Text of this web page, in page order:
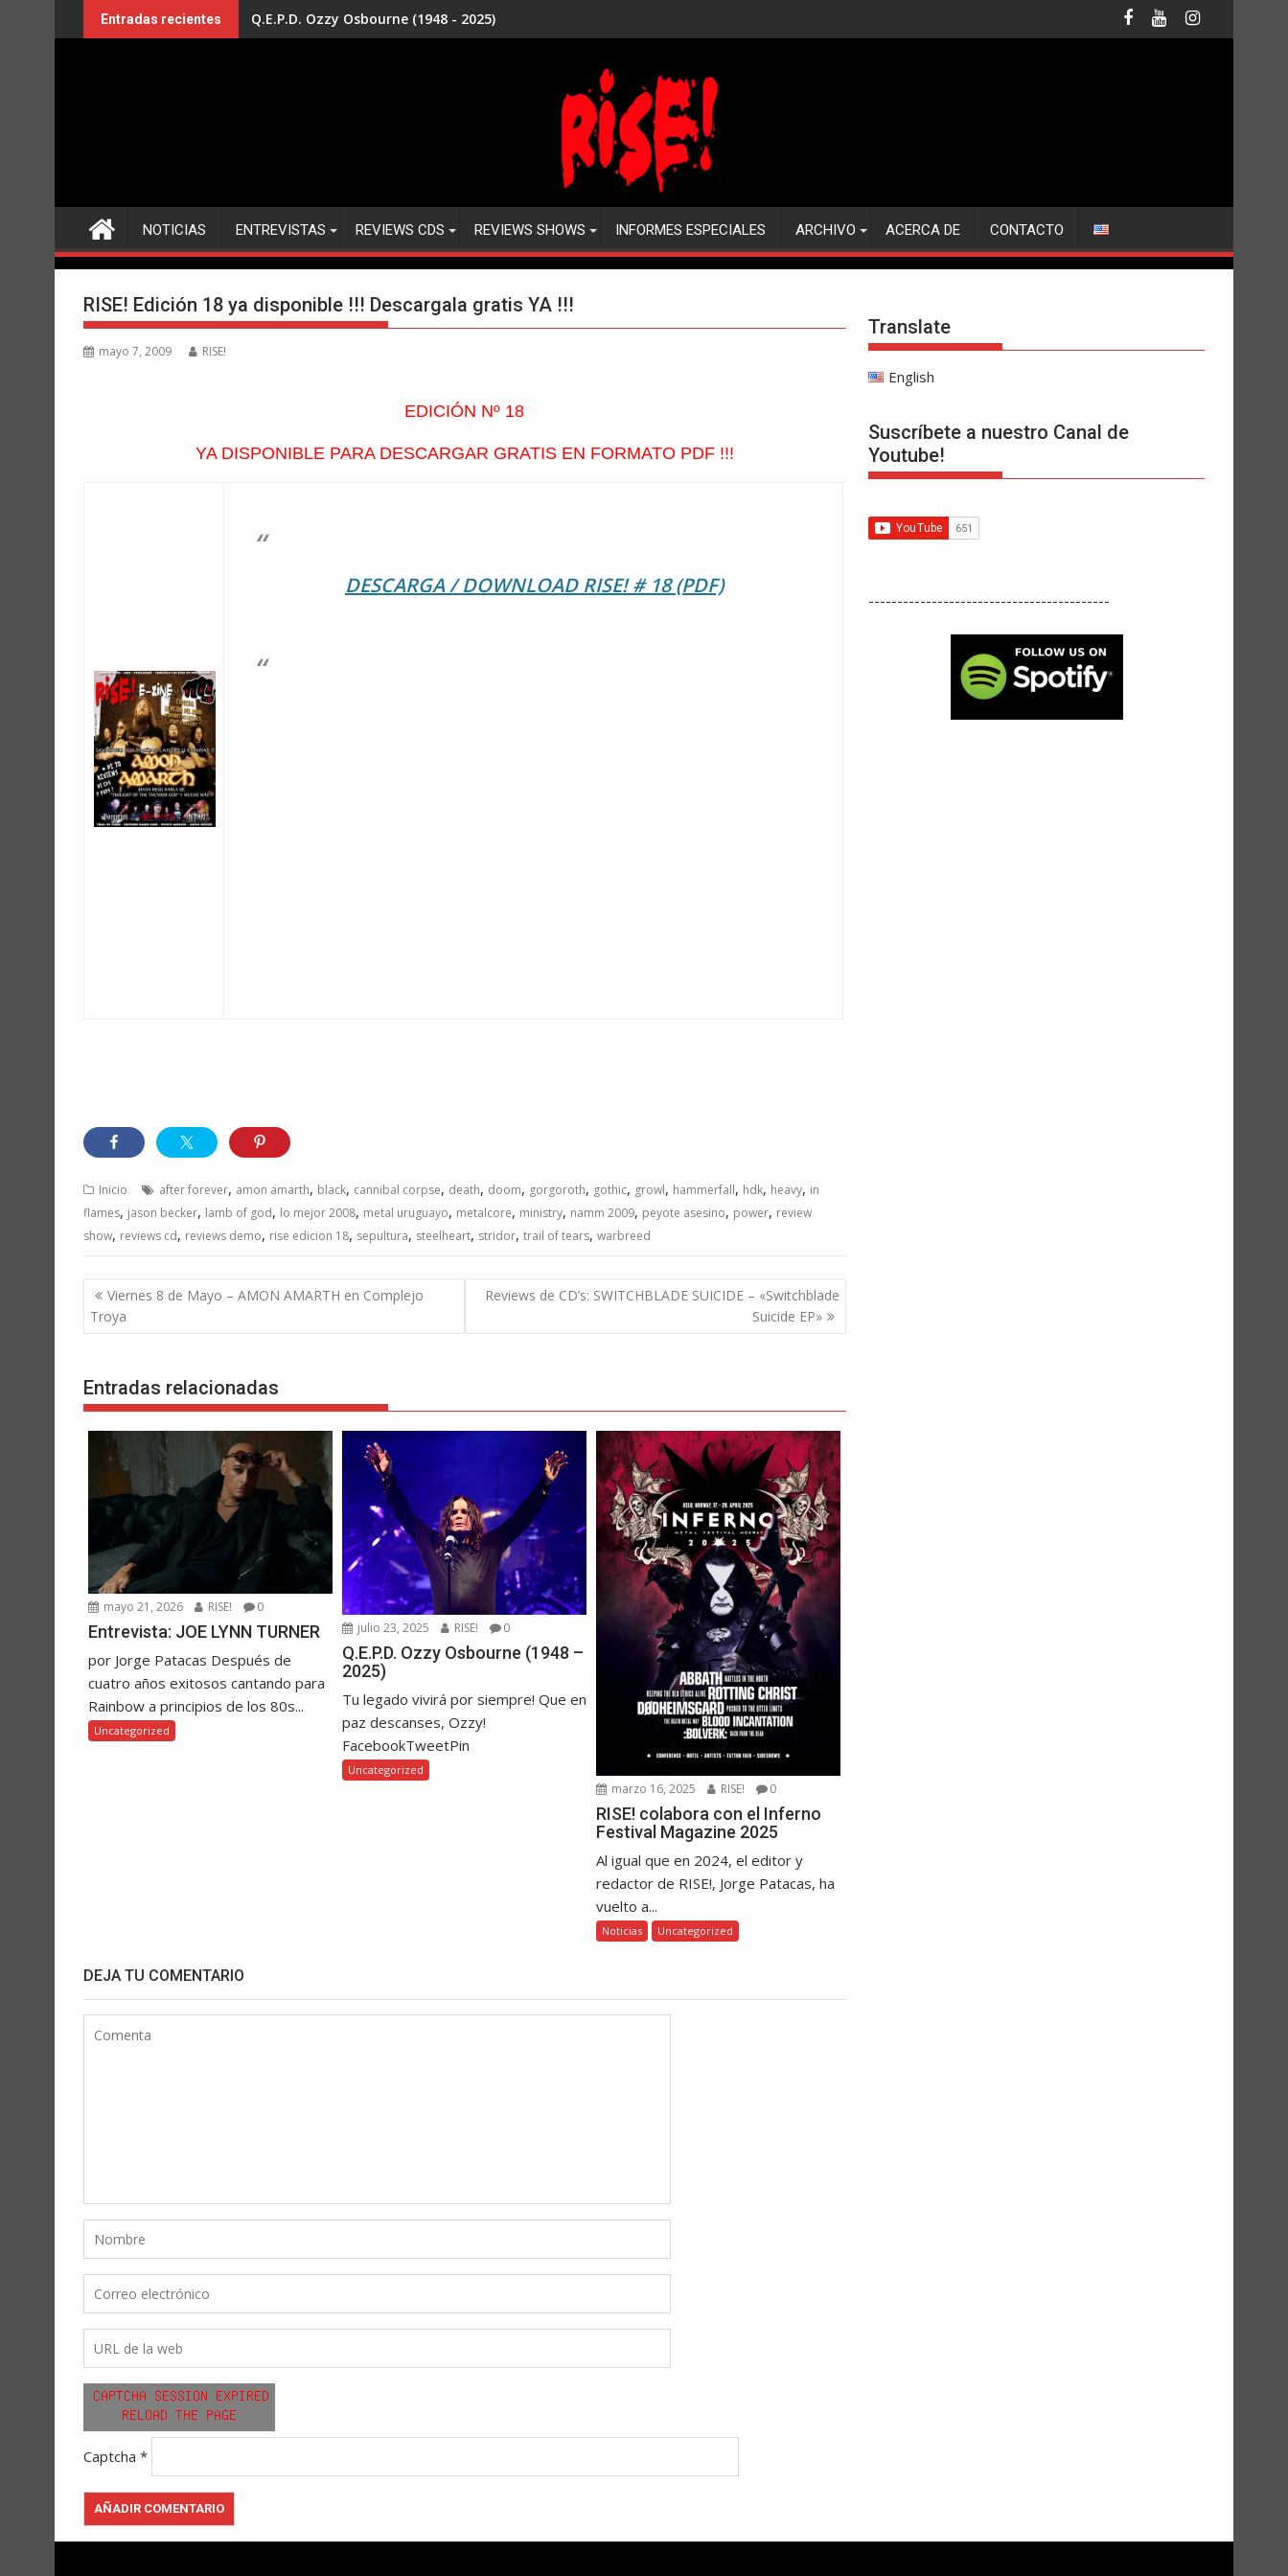
al
Entradas recientes Q.E.P.D. Ozzy Osbourne (1948 - 2025)
NOTICIAS ENTREVISTAS REVIEWS CDS REVIEWS SHOWS INFORMES ESPECIALES ARCHIVO ACERCA DE CONTACTO
RISE! Edición 18 ya disponible !!! Descargala gratis YA !!!
mayo 7, 2009 RISE!
EDICIÓN Nº 18
YA DISPONIBLE PARA DESCARGAR GRATIS EN FORMATO PDF !!!
DESCARGA / DOWNLOAD RISE! # 18 (PDF)
Inicio after forever, amon amarth, black, cannibal corpse, death, doom, gorgoroth, gothic, growl, hammerfall, hdk, heavy, in
flames, jason becker, lamb of god, lo mejor 2008, metal uruguayo, metalcore, ministry, namm 2009, peyote asesino, power, review
show, reviews cd, reviews demo, rise edicion 18, sepultura, steelheart, stridor, trail of tears, warbreed
Navegación
de
entradas
Viernes 8 de Mayo – AMON AMARTH en Complejo
Troya
Reviews de CD’s: SWITCHBLADE SUICIDE – «Switchblade
Suicide EP»
Entradas relacionadas
mayo 21, 2026 RISE! 0
Entrevista: JOE LYNN TURNER
por Jorge Patacas Después de
cuatro años exitosos cantando para
Rainbow a principios de los 80s...
Uncategorized
julio 23, 2025 RISE! 0
Q.E.P.D. Ozzy Osbourne (1948 –
2025)
Tu legado vivirá por siempre! Que en
paz descanses, Ozzy!
FacebookTweetPin
Uncategorized
marzo 16, 2025 RISE! 0
RISE! colabora con el Inferno
Festival Magazine 2025
Al igual que en 2024, el editor y
redactor de RISE!, Jorge Patacas, ha
vuelto a...
Noticias Uncategorized
DEJA TU COMENTARIO
Captcha *
Translate
English
Suscríbete a nuestro Canal de
Youtube!
------------------------------------------